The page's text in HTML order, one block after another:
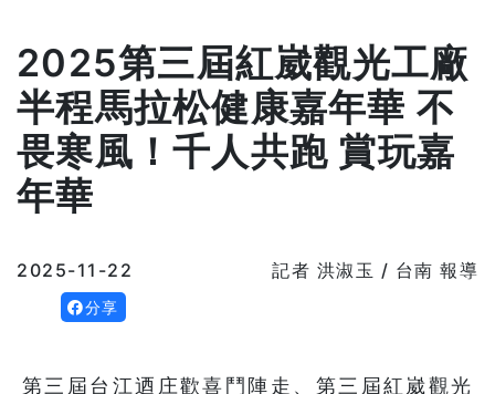
2025第三屆紅崴觀光工廠
半程馬拉松健康嘉年華 不
畏寒風！千人共跑 賞玩嘉
年華
2025-11-22 記者 洪淑玉 / 台南 報導
分享
第三屆台江迺庄歡喜鬥陣走、第三屆紅崴觀光